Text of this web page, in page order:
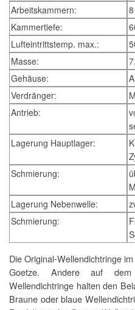
Arbeitskammern:
8
Kammertiefe:
Lufteintrittstemp. max.:
Masse:
Gehäuse:
Verdränger:
Antrieb:
Lagerung Hauptlager:
Schmierung:
Lagerung Nebenwelle:
Schmierung:
Die Original-Wellendichtringe
Goetze. Andere auf dem
Wellendichtringe halten den
Braune oder blaue